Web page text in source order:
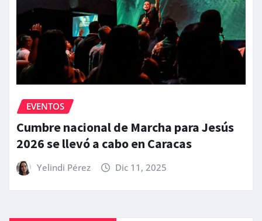
EVENTOS
Cumbre nacional de Marcha para Jesús
2026 se llevó a cabo en Caracas
Yelindi Pérez Dic 11, 2025